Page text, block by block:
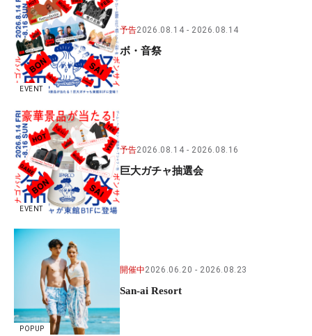
EVENT
予告2026.08.14 2026.08.14
ボ・音祭
EVENT
予告2026.08.14 2026.08.16
巨大ガチャ抽選会
POPUP
開催中2026.06.20 2026.08.23
San-ai Resort